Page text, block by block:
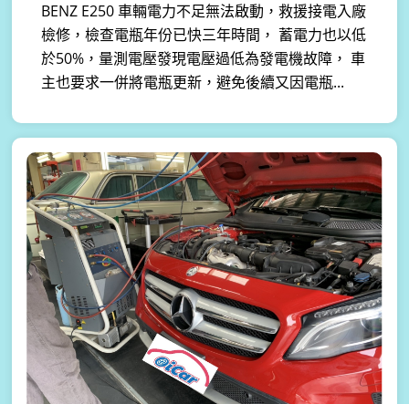
BENZ E250 車輛電力不足無法啟動，救援接電入廠
檢修，檢查電瓶年份已快三年時間， 蓄電力也以低
於50%，量測電壓發現電壓過低為發電機故障， 車
主也要求一併將電瓶更新，避免後續又因電瓶...